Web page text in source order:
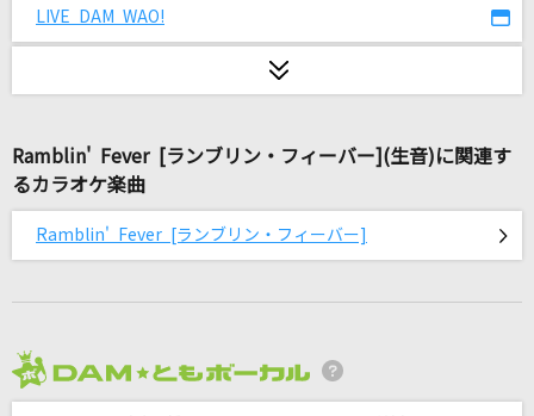
KUWATA BAND
広瀬香美
[生音]別れの予感
テレサ・テン
Brand New
back number
LIVE DAM WAO!
Ramblin' Fever [ランブリン・フィーバー](生音)に関連す
るカラオケ楽曲
Ramblin' Fever [ランブリン・フィーバー]